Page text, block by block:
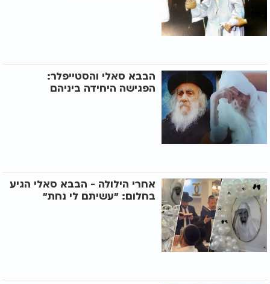
הבבא סאלי והסטייפלר:
הפגישה היחידה ביניהם
אחרי הילולה - הבבא סאלי הגיע
בחלום: "עשיתם לי נחת"